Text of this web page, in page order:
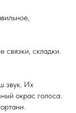
связки, складки.
звук. Их
окрас голоса.